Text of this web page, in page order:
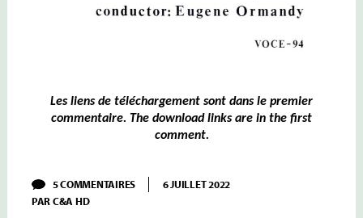
Les liens de téléchargement sont dans le premier
commentaire. The download links are in the first
comment.
5 COMMENTAIRESSUR
MELCHIOR
6 JUILLET 2022
PARC&A HD